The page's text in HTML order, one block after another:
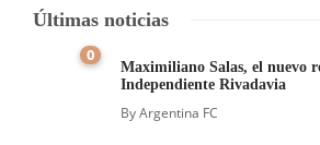
Últimas noticias
0
Maximiliano Salas, el nuevo
Independiente Rivadavia
ByArgentina FC